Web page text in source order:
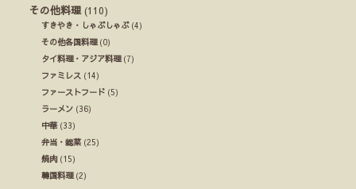
その他料理 (110)
すきやき・しゃぶしゃぶ(4)
その他各国料理(0)
タイ料理・アジア料理(7)
ファミレス (14)
ファーストフード (5)
ラーメン (36)
中華(33)
弁当・総菜 (25)
焼肉 (15)
韓国料理(2)